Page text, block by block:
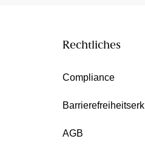
Rechtliches
Compliance
AGB